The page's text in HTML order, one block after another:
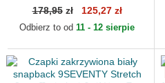
Stretch Snap Flawless
French Rugby Federation
178,95zł 125,27 zł
Odbierz to od 11 - 12 sierpie